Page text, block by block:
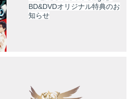
BD&DVDオリジナル特典のお
知らせ